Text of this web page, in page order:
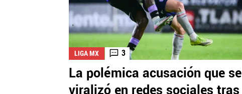
LIGA MX 3
La polémica acusación que se
viralizó en redes sociales tras